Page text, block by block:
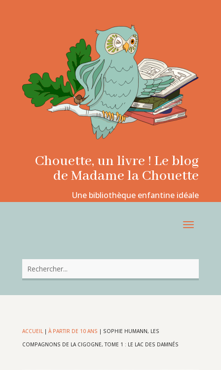
Chouette, un livre ! Le blog
de Madame la Chouette
Une bibliothèque enfantine idéale
ACCUEIL| À PARTIR DE 10 ANS | SOPHIE HUMANN, LES
COMPAGNONS DE LA CIGOGNE, TOME 1 : LE LAC DES DAMNÉS